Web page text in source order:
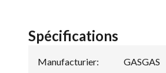
Spécifications
Manufacturier: GASGAS